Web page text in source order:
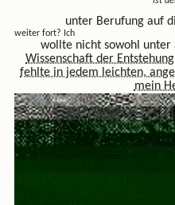
unter Berufung auf
weiter fort? Ich
wollte nicht sowohl unter
Wissenschaft der
fehlte in jedem leichten,
mein